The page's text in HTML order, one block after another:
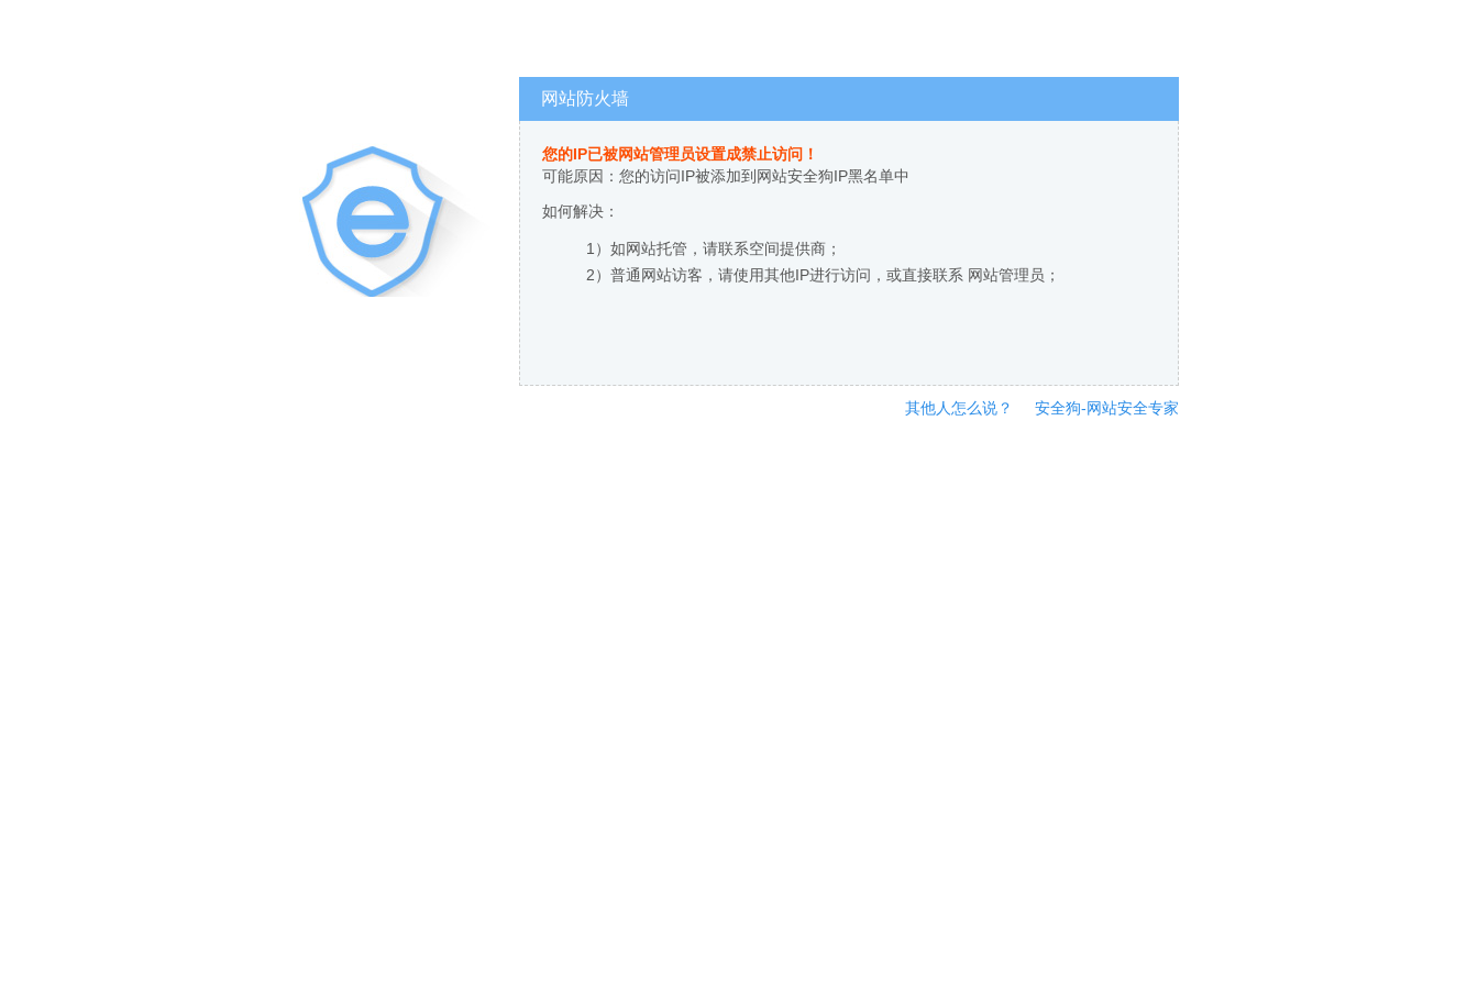
网站防火墙
您的IP已被网站管理员设置成禁止访问！
可能原因：您的访问IP被添加到网站安全狗IP黑名单中
如何解决：
1）如网站托管，请联系空间提供商；
2）普通网站访客，请使用其他IP进行访问，或直接联系 网站管理员；
其他人怎么说？ 安全狗-网站安全专家